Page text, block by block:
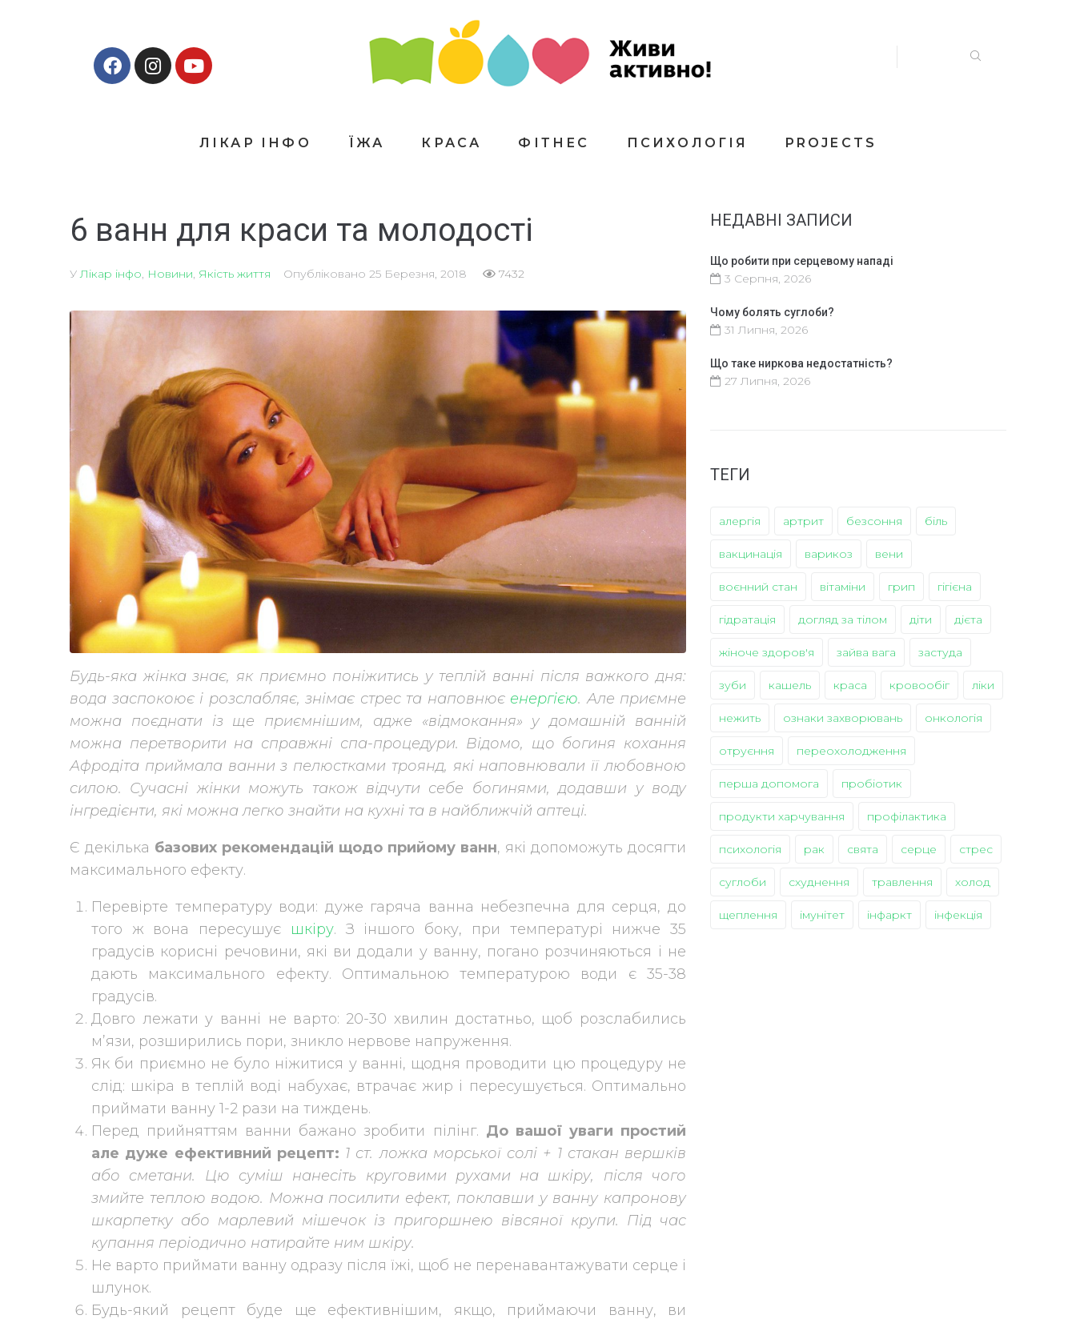
ЛІКАР ІНФО ЇЖА КРАСА ФІТНЕС ПСИХОЛОГІЯ PROJECTS
6 ванн для краси та молодості
УЛікар інфо, Новини, Якість життя Опубліковано 25 Березня, 2018 7432
Будь-яка жінка знає, як приємно поніжитись у теплій ванні після важкого дня:
вода заспокоює і розслабляє, знімає стрес та наповнює енергією. Але приємне
можна поєднати із ще приємнішим, адже «відмокання» у домашній ванній
можна перетворити на справжні спа-процедури. Відомо, що богиня кохання
Афродіта приймала ванни з пелюстками троянд, які наповнювали її любовною
силою. Сучасні жінки можуть також відчути себе богинями, додавши у воду
інгредієнти, які можна легко знайти на кухні та в найближчій аптеці.
Є декілька базових рекомендацій щодо прийому ванн, які допоможуть досягти
максимального ефекту.
Перевірте температуру води: дуже гаряча ванна небезпечна для серця, до
того ж вона пересушує шкіру. З іншого боку, при температурі нижче 35
градусів корисні речовини, які ви додали у ванну, погано розчиняються і не
дають максимального ефекту. Оптимальною температурою води є 35-38
градусів.
Довго лежати у ванні не варто: 20-30 хвилин достатньо, щоб розслабились
м’язи, розширились пори, зникло нервове напруження.
Як би приємно не було ніжитися у ванні, щодня проводити цю процедуру не
слід: шкіра в теплій воді набухає, втрачає жир і пересушується. Оптимально
приймати ванну 1-2 рази на тиждень.
Перед прийняттям ванни бажано зробити пілінг. До вашої уваги простий
але дуже ефективний рецепт: 1 ст. ложка морської солі + 1 стакан вершків
або сметани. Цю суміш нанесіть круговими рухами на шкіру, після чого
змийте теплою водою. Можна посилити ефект, поклавши у ванну капронову
шкарпетку або марлевий мішечок із пригоршнею вівсяної крупи. Під час
купання періодично натирайте ним шкіру.
Не варто приймати ванну одразу після їжі, щоб не перенавантажувати серце і
шлунок.
Будь-який рецепт буде ще ефективнішим, якщо, приймаючи ванну, ви
НЕДАВНІ ЗАПИСИ
Що робити при серцевому нападі
3 Серпня, 2026
Чому болять суглоби?
31 Липня, 2026
Що таке ниркова недостатність?
27 Липня, 2026
ТЕГИ
алергія артрит безсоння біль
вакцинація варикоз вени
воєнний стан вітаміни грип гігієна
гідратація догляд за тілом діти дієта
жіноче здоров'я зайва вага застуда
зуби кашель краса кровообіг ліки
нежить ознаки захворювань онкологія
отруєння переохолодження
перша допомога пробіотик
продукти харчування профілактика
психологія рак свята серце стрес
суглоби схуднення травлення холод
щеплення імунітет інфаркт інфекція